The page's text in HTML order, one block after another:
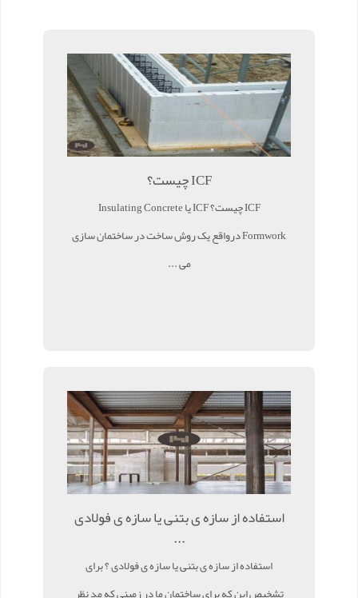
ICF چیست؟
ICF چیست؟ ICF یا Insulating Concrete
Formwork درواقع یک روش ساخت در ساختمان سازی
می ...
استفاده از سازه ی بتنی یا سازه ی فولادی
...
استفاده از سازه ی بتنی یا سازه ی فولادی ؟ برای
تشخیص این که برای ساختمان ما در زمینی که مد نظر